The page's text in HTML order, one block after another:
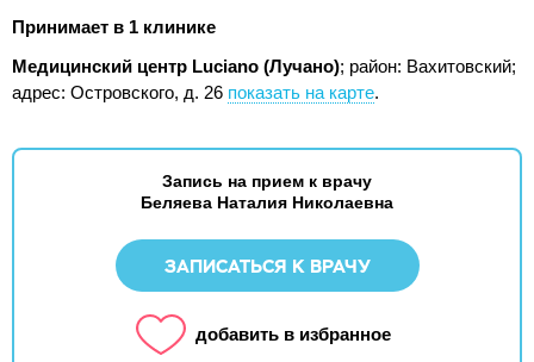
Принимает в 1 клинике
Медицинский центр Luciano (Лучано); район: Вахитовский;
адрес: Островского, д. 26 показать на карте.
Запись на прием к врачу
Беляева Наталия Николаевна
ЗАПИСАТЬСЯ К ВРАЧУ
добавить в избранное